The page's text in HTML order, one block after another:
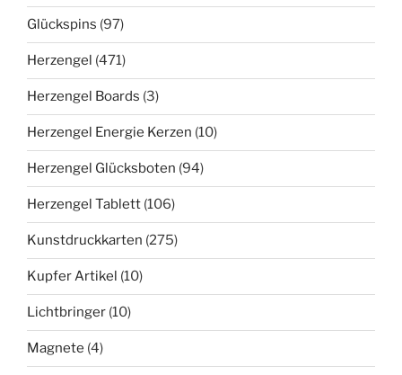
Glückspins (97)
Herzengel (471)
Herzengel Boards (3)
Herzengel Energie Kerzen (10)
Herzengel Glücksboten (94)
Herzengel Tablett (106)
Kunstdruckkarten (275)
Kupfer Artikel (10)
Lichtbringer (10)
Magnete (4)